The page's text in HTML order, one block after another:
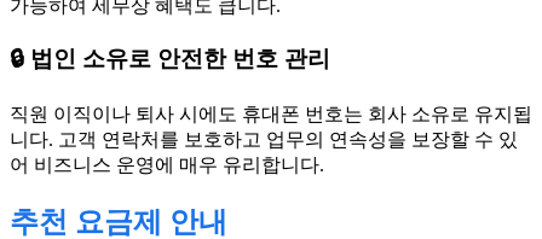
가능하여 세무상 혜택도 큽니다.
🔒 법인 소유로 안전한 번호 관리
직원 이직이나 퇴사 시에도 휴대폰 번호는 회사 소유로 유지됩
니다. 고객 연락처를 보호하고 업무의 연속성을 보장할 수 있
어 비즈니스 운영에 매우 유리합니다.
추천 요금제 안내